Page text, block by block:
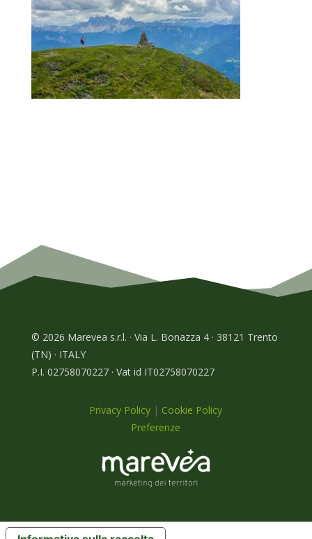
© 2026 Marevea s.r.l. · Via L. Bonazza 4 · 38121 Trento
(TN) · ITALY
P.I. 02758070227 · Vat id IT02758070227
Privacy Policy | Cookie Policy
Preferenze